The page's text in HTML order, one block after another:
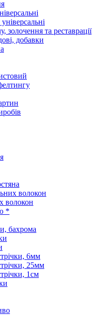
золочення та реставрації
добавки
волокон
волокон
*
бахрома
6мм
25мм
1см